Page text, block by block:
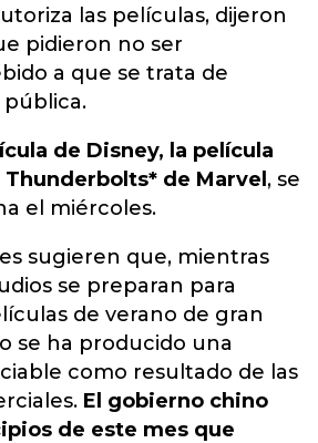
las películas, dijeron
pidieron no ser
a que se trata de
de Disney, la película
de Marvel , se
el miércoles.
sugieren que, mientras
se preparan para
de verano de gran
se ha producido una
como resultado de las
El gobierno chino
de este mes que